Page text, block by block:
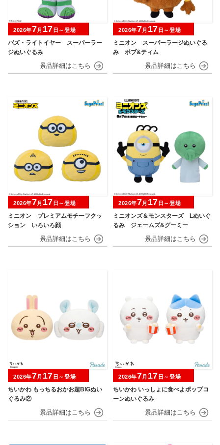
バズ・ライトイヤー スーパーラー
ジぬいぐるみ
2026年7月 17 日～登場
ミニオン スーパーラージぬいぐる
み ボブ&ティム
2026年7月 17 日～登場
ミニオン プレミアムモチーフクッ
ション いろいろ顔
2026年7月 17 日～登場
ミニオンズ＆モンスターズ Lぬいぐ
るみ ジェームズ&グーミー
2026年7月 17 日～登場
ちいかわ もっちるおかお超BIGぬい
ぐるみ②
2026年7月 17 日～登場
ちいかわ いっしょに食べよポップコ
ーンぬいぐるみ
2026年7月 17 日～登場